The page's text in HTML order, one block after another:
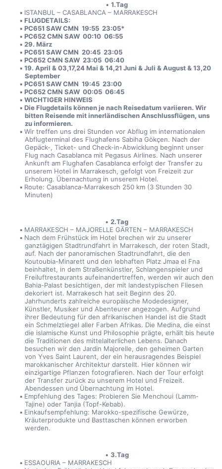
1.Tag
ISTANBUL – CASABLANCA – MARRAKESCH
FLUGDETAILS:
PC651 SAW CMN  19:55  23:05*
PC652 CMN SAW  00:10  06:55
29. März
PC651 SAW CMN  20:45  23:05
PC652 CMN SAW  23:05  06:40
19. April & 03,17,24 Mai & 14,21 Juni & Juli & August & 13,20
September
PC651 SAW CMN  19:45  23:00
PC652 CMN SAW  00:05  06:45
WICHTIGER HINWEIS
Die Flugdetails können je nach Reisedatum variieren. Wir
bitten Reisende mit innerländischen Anschlussflügen, uns
zu informieren.
Wir treffen uns drei Stunden vor Abflug im internationalen
Abflugterminal des Flughafens Sabiha Gökçen. Nach der
Gepäck-, Ticket- und Check-in-Abwicklung beginnt unser
Flug nach Casablanca mit Pegasus Airlines. Nach unserer
Ankunft am Flughafen Casablanca erfolgt der Transfer zu
unserem Hotel in Marrakesch, gefolgt von Freizeit zur
Erholung. Übernachtung in unserem Hotel.
Route: Casablanca-Marrakesch 250 km (3 Stunden 30
Minuten)
2.Tag
MARRAKESCH – MAJORELLE GÄRTEN – MARRAKESCH
Nach dem Frühstück im Hotel brechen wir zu unserer
ganztägigen Stadtrundfahrt in Marrakesch, der roten Stadt,
auf. Nach der panoramischen Stadtrundfahrt, die den
Koutoubia-Minarett und den lebhaften Platz Jmaa el Fna
beinhaltet, in dem Straßenkünstler, Schlangenspieler und
Freiluftrestaurants aufeinandertreffen, werden wir auch den
Bahia-Palast besichtigen, der mit landestypischen Fliesen
dekoriert ist. Marrakesch hat seit Beginn des 20.
Jahrhunderts zahlreiche europäische Modedesigner,
Künstler, Musiker und Abenteurer angezogen. Aufgrund
ihrer Bedeutung für den afrikanischen Handel ist die Stadt
ein Schmelztiegel aller Farben Afrikas. Die Medina, die einst
die islamische Kunst und Philosophie prägte, erhält bis heute
die Traditionen des mittelalterlichen Lebens. Danach
besuchen wir den Jardin Majorelle, den geheimen Garten
von Yves Saint Laurent, der ein herausragendes Beispiel
marokkanischer Architektur darstellt. Hier können wir
einzigartige Pflanzen fotografieren. Nach der Tour erfolgt
der Transfer zurück zu unserem Hotel und Freizeit.
Abendessen und Übernachtung im Hotel.
Empfehlung des Tages: Probieren Sie Menchoui (Lamm-
Tajine) oder Tanjia (Topf-Kebab).
Einkaufsempfehlung: Marokko-spezifische Gewürze,
Kräuterprodukte und Basttaschen können erworben
werden.
3.Tag
ESSAOURIA – MARRAKESCH